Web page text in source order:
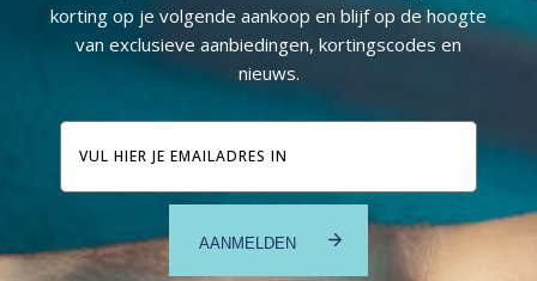
korting op je volgende aankoop en blijf op de hoogte
van exclusieve aanbiedingen, kortingscodes en
nieuws.
E-
mailadres